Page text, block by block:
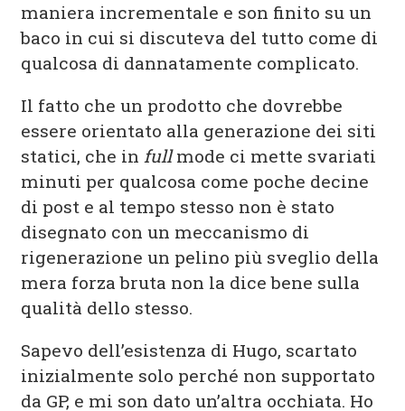
maniera incrementale e son finito su un
baco in cui si discuteva del tutto come di
qualcosa di dannatamente complicato.
Il fatto che un prodotto che dovrebbe
essere orientato alla generazione dei siti
statici, che infullmode ci mette svariati
minuti per qualcosa come poche decine
di post e al tempo stesso non è stato
disegnato con un meccanismo di
rigenerazione un pelino più sveglio della
mera forza bruta non la dice bene sulla
qualità dello stesso.
Sapevo dell’esistenza di Hugo, scartato
inizialmente solo perché non supportato
da GP, e mi son dato un’altra occhiata. Ho